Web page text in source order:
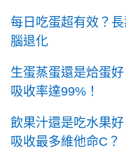
每日吃蛋超有效？
腦退化
生蛋蒸蛋還是烚蛋
吸收率達99%！
飲果汁還是吃水果
吸收最多維他命C？